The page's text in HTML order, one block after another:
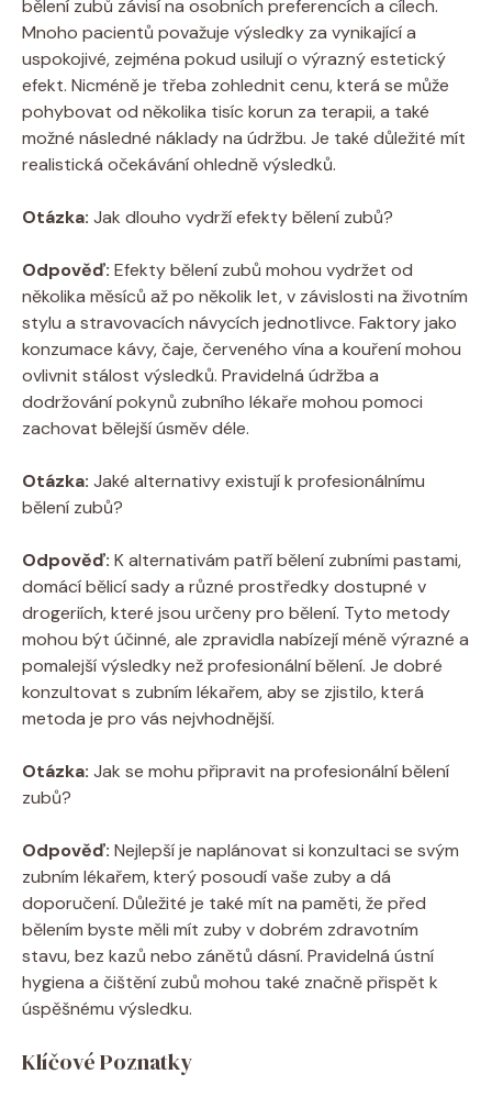
bělení zubů závisí na osobních preferencích a cílech.
Mnoho pacientů považuje výsledky za vynikající a
uspokojivé, zejména pokud usilují o výrazný estetický
efekt. Nicméně je třeba zohlednit cenu, která se může
pohybovat od několika tisíc korun za terapii, a také
možné následné náklady na údržbu. Je také důležité mít
realistická očekávání ohledně výsledků.
Otázka: Jak dlouho vydrží efekty bělení zubů?
Odpověď: Efekty bělení zubů mohou vydržet od
několika měsíců až po několik let, v závislosti na životním
stylu a stravovacích návycích jednotlivce. Faktory jako
konzumace kávy, čaje, červeného vína a kouření mohou
ovlivnit stálost výsledků. Pravidelná údržba a
dodržování pokynů zubního lékaře mohou pomoci
zachovat bělejší úsměv déle.
Otázka: Jaké alternativy existují k profesionálnímu
bělení zubů?
Odpověď: K alternativám patří bělení zubními pastami,
domácí bělicí sady a různé prostředky dostupné v
drogeriích, které jsou určeny pro bělení. Tyto metody
mohou být účinné, ale zpravidla nabízejí méně výrazné a
pomalejší výsledky než profesionální bělení. Je dobré
konzultovat s zubním lékařem, aby se zjistilo, která
metoda je pro vás nejvhodnější.
Otázka: Jak se mohu připravit na profesionální bělení
zubů?
Odpověď: Nejlepší je naplánovat si konzultaci se svým
zubním lékařem, který posoudí vaše zuby a dá
doporučení. Důležité je také mít na paměti, že před
bělením byste měli mít zuby v dobrém zdravotním
stavu, bez kazů nebo zánětů dásní. Pravidelná ústní
hygiena a čištění zubů mohou také značně přispět k
úspěšnému výsledku.
Klíčové Poznatky